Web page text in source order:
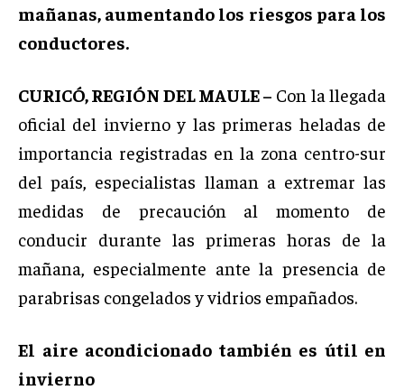
mañanas, aumentando los riesgos para los
conductores.
CURICÓ, REGIÓN DEL MAULE – Con la llegada
oficial del invierno y las primeras heladas de
importancia registradas en la zona centro-sur
del país, especialistas llaman a extremar las
medidas de precaución al momento de
conducir durante las primeras horas de la
mañana, especialmente ante la presencia de
parabrisas congelados y vidrios empañados.
El aire acondicionado también es útil en
invierno